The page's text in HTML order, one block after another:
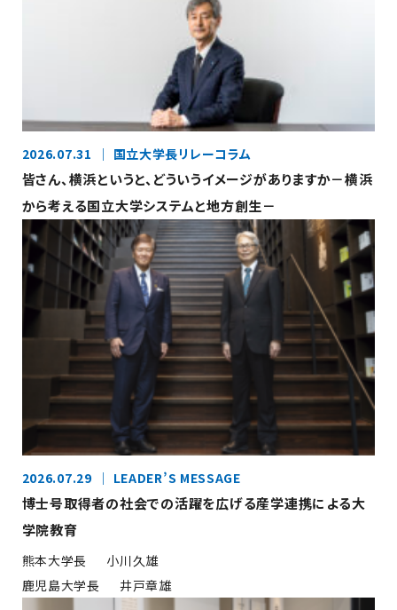
2026.07.31 国立大学長リレーコラム
皆さん、横浜というと、どういうイメージがありますか－横浜
から考える国立大学システムと地方創生－
2026.07.29 LEADER’S MESSAGE
博士号取得者の社会での活躍を広げる産学連携による大
学院教育
熊本大学長
小川久雄
鹿児島大学長
井戸章雄